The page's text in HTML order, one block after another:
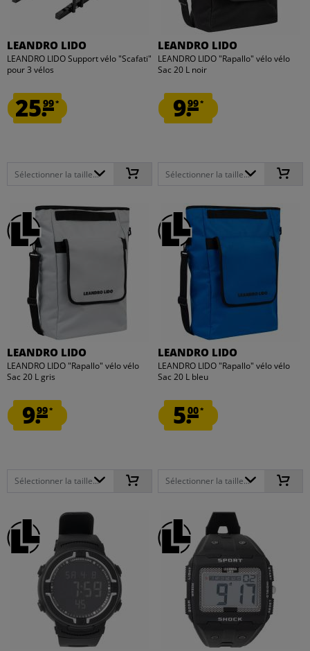
LEANDRO LIDO
LEANDRO LIDO Support vélo "Scafati"
pour 3 vélos
25.99*
Sélectionner la taille...
LEANDRO LIDO
LEANDRO LIDO "Rapallo" vélo vélo
Sac 20 L noir
9.99*
Sélectionner la taille...
LEANDRO LIDO
LEANDRO LIDO "Rapallo" vélo vélo
Sac 20 L gris
9.99*
Sélectionner la taille...
LEANDRO LIDO
LEANDRO LIDO "Rapallo" vélo vélo
Sac 20 L bleu
5.00*
Sélectionner la taille...